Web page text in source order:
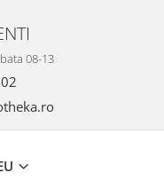
08-13